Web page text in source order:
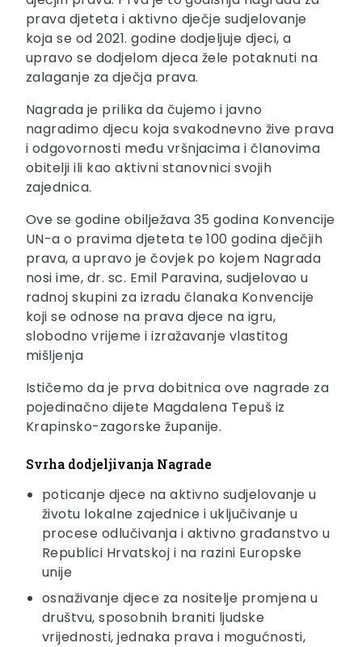
prava djeteta i aktivno dječje sudjelovanje
koja se od 2021. godine dodjeljuje djeci, a
upravo se dodjelom djeca žele potaknuti na
zalaganje za dječja prava.
Nagrada je prilika da čujemo i javno
nagradimo djecu koja svakodnevno žive prava
i odgovornosti među vršnjacima i članovima
obitelji ili kao aktivni stanovnici svojih
zajednica.
Ove se godine obilježava 35 godina Konvencije
UN-a o pravima djeteta te 100 godina dječjih
prava, a upravo je čovjek po kojem Nagrada
nosi ime, dr. sc. Emil Paravina, sudjelovao u
radnoj skupini za izradu članaka Konvencije
koji se odnose na prava djece na igru,
slobodno vrijeme i izražavanje vlastitog
mišljenja
Ističemo da je prva dobitnica ove nagrade za
pojedinačno dijete Magdalena Tepuš iz
Krapinsko-zagorske županije.
Svrha dodjeljivanja Nagrade
poticanje djece na aktivno sudjelovanje u
životu lokalne zajednice i uključivanje u
procese odlučivanja i aktivno građanstvo u
Republici Hrvatskoj i na razini Europske
unije
osnaživanje djece za nositelje promjena u
društvu, sposobnih braniti ljudske
vrijednosti, jednaka prava i mogućnosti,